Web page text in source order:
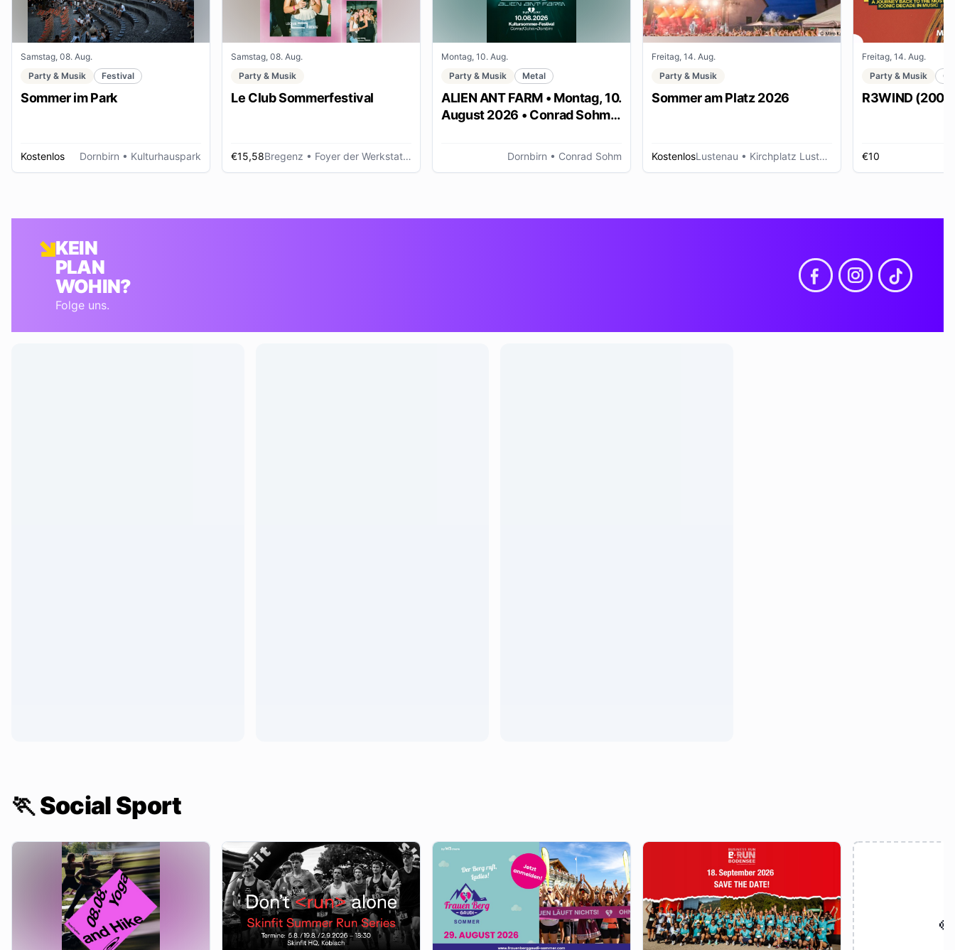
Samstag, 08. Aug.
Party & Musik
Festival
Sommer im Park
Kostenlos Dornbirn • Kulturhauspark
Samstag, 08. Aug.
Party & Musik
Le Club Sommerfestival
€15,58Bregenz • Foyer der Werkstattbühne, Bregenz (AT)
Montag, 10. Aug.
Party & Musik
Metal
ALIEN ANT FARM • Montag, 10.
August 2026 • Conrad Sohm
Dornbirn • Conrad Sohm
Freitag, 14. Aug.
Party & Musik
Sommer am Platz 2026
KostenlosLustenau • Kirchplatz Lustenau
Freitag, 14. Aug.
Party & Musik
R3WIND
€10
KEIN
PLAN
WOHIN?
Folge uns.
🏃 Social Sport